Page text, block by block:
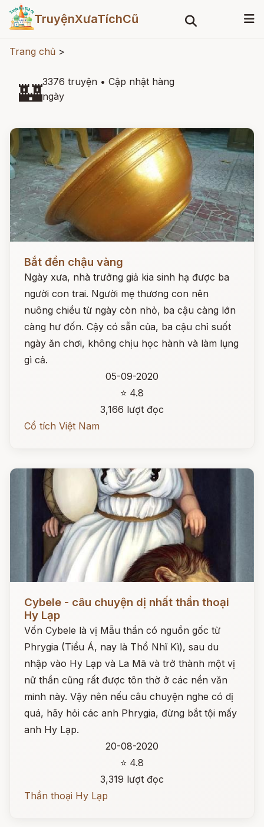
TruyệnXưaTíchCũ
Trang chủ >
🏰3376 truyện • Cập nhật hàng
ngày
Đọc ngay
Bắt đền chậu vàng
Ngày xưa, nhà trưởng giả kia sinh hạ được ba
người con trai. Người mẹ thương con nên
nuông chiều từ ngày còn nhỏ, ba cậu càng lớn
càng hư đốn. Cậy có sẵn của, ba cậu chỉ suốt
ngày ăn chơi, không chịu học hành và làm lụng
gì cả.
05-09-2020
⭐ 4.8
3,166 lượt đọc
Cổ tích Việt Nam
Cybele - câu chuyện dị nhất thần thoại
Hy Lạp
Vốn Cybele là vị Mẫu thần có nguồn gốc từ
Phrygia (Tiểu Á, nay là Thổ Nhĩ Kì), sau du
nhập vào Hy Lạp và La Mã và trở thành một vị
nữ thần cũng rất được tôn thờ ở các nền văn
minh này. Vậy nên nếu câu chuyện nghe có dị
quá, hãy hỏi các anh Phrygia, đừng bắt tội mấy
anh Hy Lạp.
20-08-2020
⭐ 4.8
3,319 lượt đọc
Thần thoại Hy Lạp